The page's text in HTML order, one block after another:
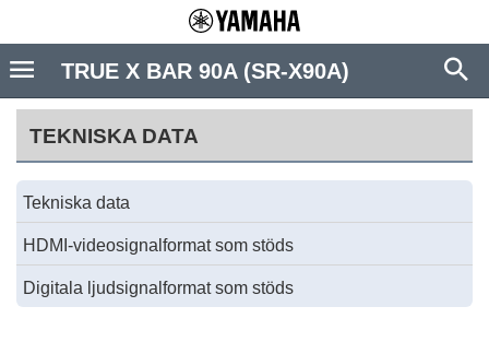
TEKNISKA DATA
Tekniska data
HDMI-videosignalformat som stöds
Digitala ljudsignalformat som stöds
TRUE X BAR 90A (SR-X90A)